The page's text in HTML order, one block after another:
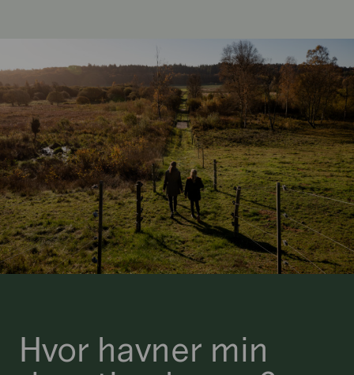
Hvor havner min